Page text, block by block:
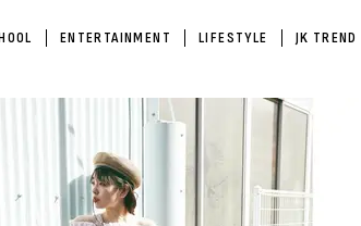
ENTERTAINMENT LIFESTYLE JK TREND